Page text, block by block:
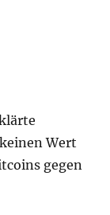
Wert
gegen